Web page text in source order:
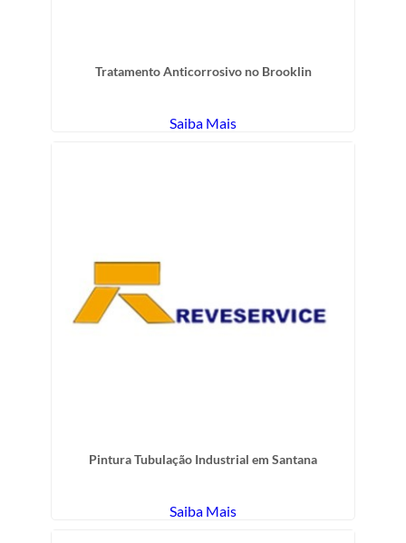
Tratamento Anticorrosivo no Brooklin
Saiba Mais
Pintura Tubulação Industrial em Santana
Saiba Mais